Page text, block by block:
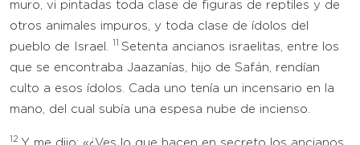
muro, vi pintadas toda clase de figuras de reptiles y de
otros animales impuros, y toda clase de ídolos del
pueblo de Israel.
Setenta ancianos israelitas, entre los
que se encontraba Jaazanías, hijo de Safán, rendían
culto a esos ídolos. Cada uno tenía un incensario en la
mano, del cual subía una espesa nube de incienso.
12